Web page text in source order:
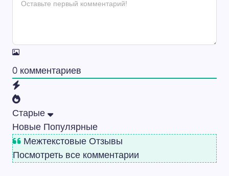
0комментариев
Старые
НовыеПопулярные
Межтекстовые Отзывы
Посмотреть все комментарии